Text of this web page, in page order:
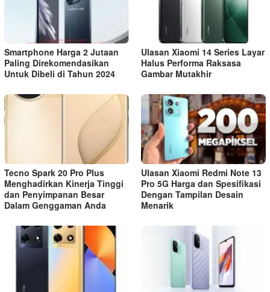
Smartphone Harga 2 Jutaan
Paling Direkomendasikan
Untuk Dibeli di Tahun 2024
Ulasan Xiaomi 14 Series Layar
Halus Performa Raksasa
Gambar Mutakhir
Tecno Spark 20 Pro Plus
Menghadirkan Kinerja Tinggi
dan Penyimpanan Besar
Dalam Genggaman Anda
Ulasan Xiaomi Redmi Note 13
Pro 5G Harga dan Spesifikasi
Dengan Tampilan Desain
Menarik